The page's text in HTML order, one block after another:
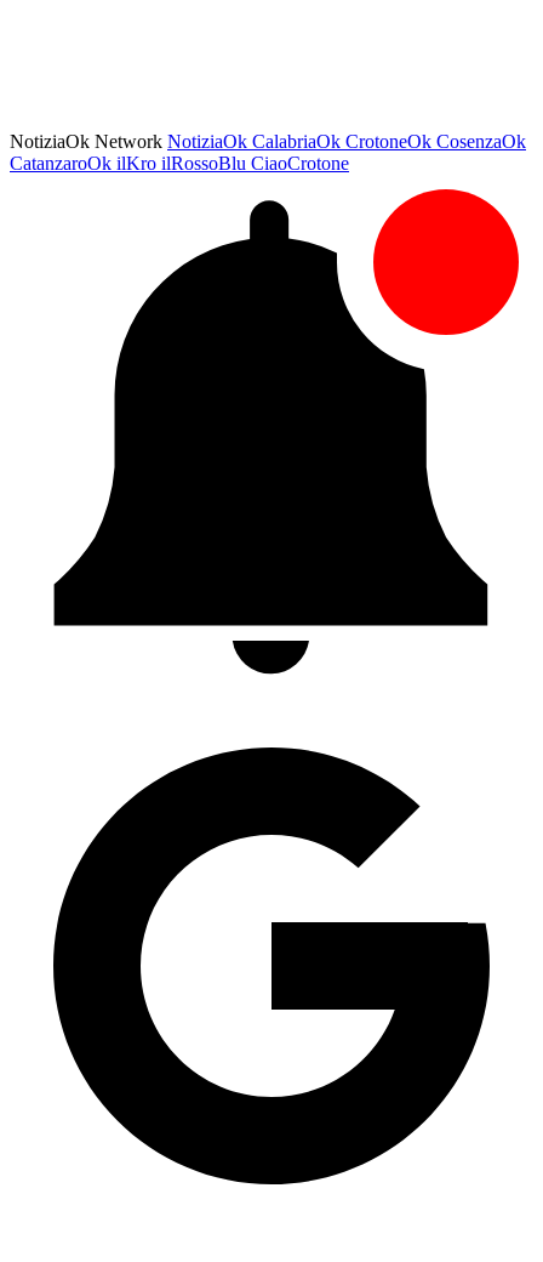
NotiziaOk Network NotiziaOk CalabriaOk CrotoneOk CosenzaOk
CatanzaroOk ilKro ilRossoBlu CiaoCrotone